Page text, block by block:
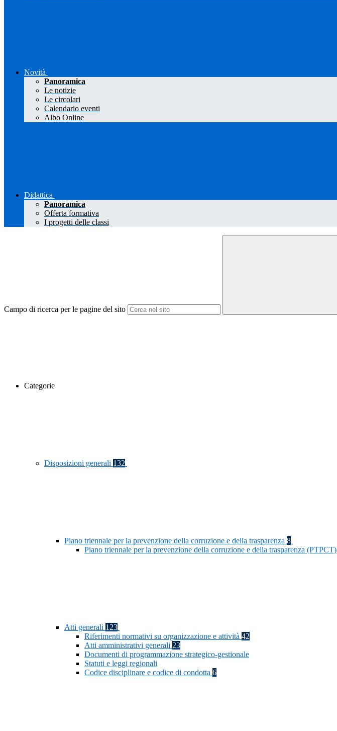
Novità
Panoramica
Le notizie
Le circolari
Calendario eventi
Albo Online
Didattica
Panoramica
Offerta formativa
I progetti delle classi
Campo di ricerca per le pagine del sito
Categorie
Disposizioni generali 132
Piano triennale per la prevenzione della corruzione e della trasparenza 8
Piano triennale per la prevenzione della corruzione e della trasparenza (PTPCT)
Atti generali 123
Riferimenti normativi su organizzazione e attività 42
Atti amministrativi generali 23
Documenti di programmazione strategico-gestionale
Statuti e leggi regionali
Codice disciplinare e codice di condotta 6